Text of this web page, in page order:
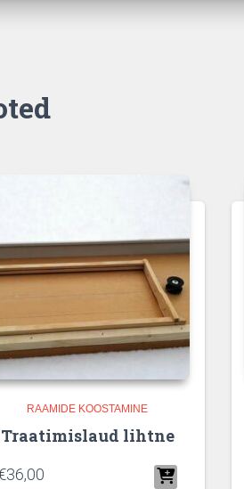
RAAMIDE KOOSTAMINE
Traatimislaud lihtne
36,00